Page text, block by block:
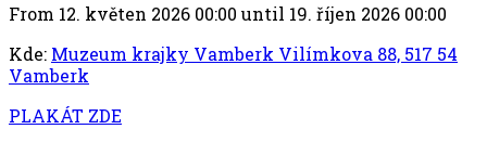
From 12. květen 2026 00:00 until 19. říjen 2026 00:00
Kde: Muzeum krajky Vamberk Vilímkova 88, 517 54
Vamberk
PLAKÁT ZDE